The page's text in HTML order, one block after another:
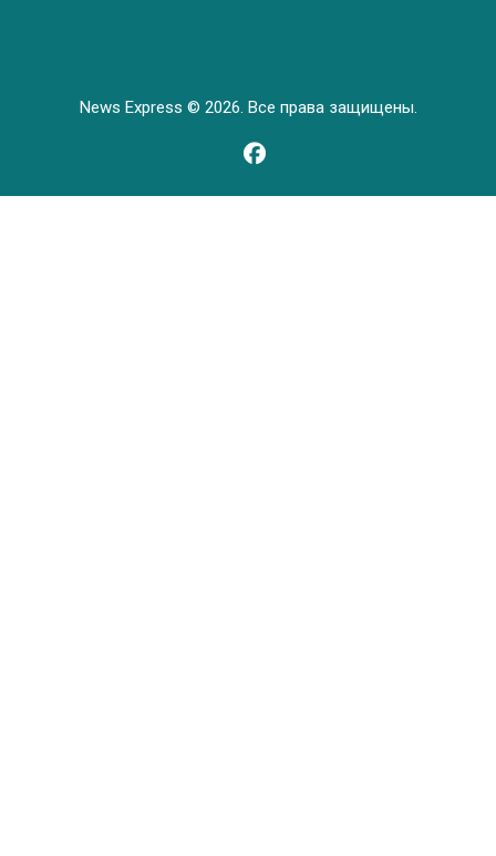
News Express © 2026. Все права защищены.